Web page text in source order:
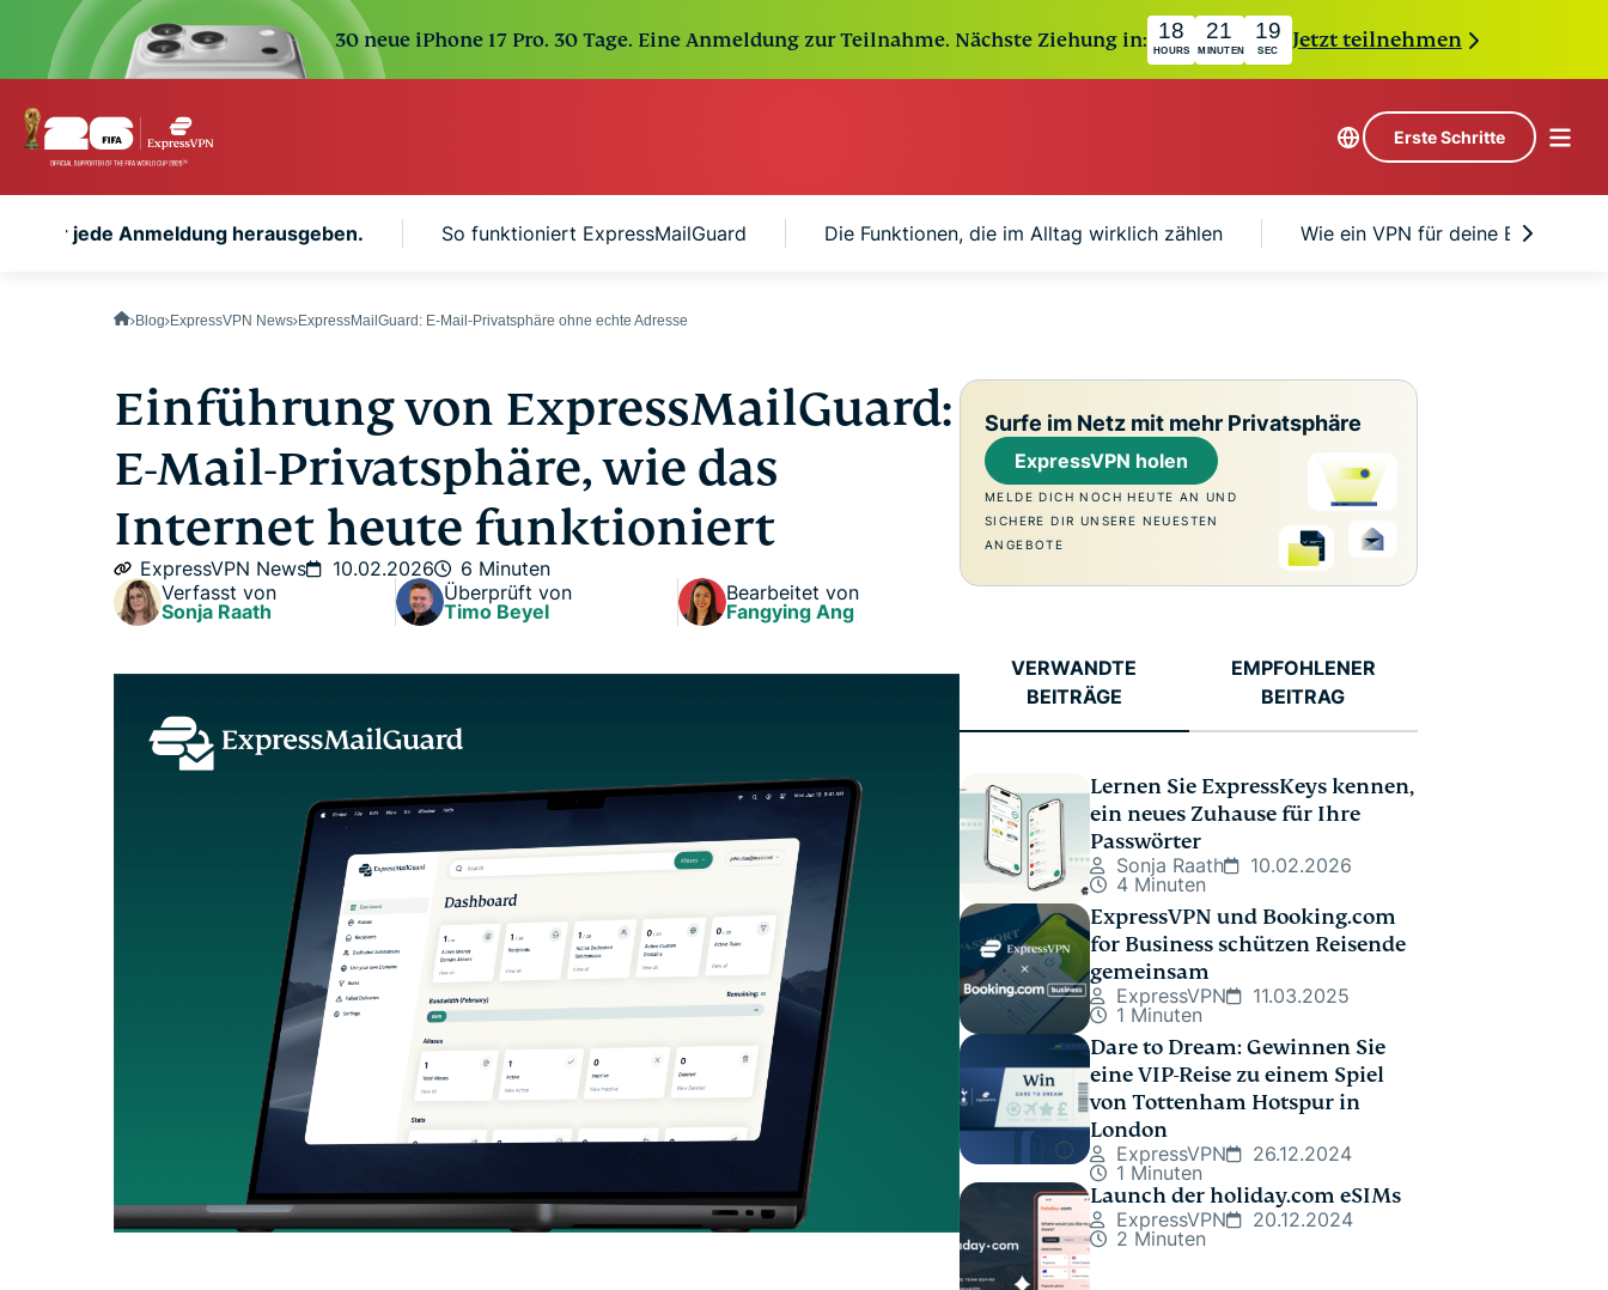
30 neue iPhone 17 Pro. 30 Tage. Eine Anmeldung zur Teilnahme. Nächste Ziehung in: 18
HOURS
21
MINUTEN
18
SEC Jetzt teilnehmen
Erste Schritte
für jede Anmeldung herausgeben. So funktioniert ExpressMailGuard Die Funktionen, die im Alltag wirklich zählen Wie ein VPN für deine E-Mails
Blog ExpressVPN News ExpressMailGuard: E-Mail-Privatsphäre ohne echte Adresse
Einführung von ExpressMailGuard:
E-Mail-Privatsphäre, wie das
Internet heute funktioniert
ExpressVPN News 10.02.2026
6 Minuten
Verfasst von
Sonja Raath
Überprüft von
Timo Beyel
Bearbeitet von
Fangying Ang
Surfe im Netz mit mehr Privatsphäre
ExpressVPN holen
MELDE DICH NOCH HEUTE AN UND
SICHERE DIR UNSERE NEUESTEN
ANGEBOTE
VERWANDTE
BEITRÄGE
EMPFOHLENER
BEITRAG
Lernen Sie ExpressKeys kennen,
ein neues Zuhause für Ihre
Passwörter
Sonja Raath
10.02.2026
4 Minuten
ExpressVPN und Booking.com
for Business schützen Reisende
gemeinsam
ExpressVPN
11.03.2025
1 Minuten
Dare to Dream: Gewinnen Sie
eine VIP-Reise zu einem Spiel
von Tottenham Hotspur in
London
ExpressVPN
26.12.2024
1 Minuten
Launch der holiday.com eSIMs
ExpressVPN
20.12.2024
2 Minuten